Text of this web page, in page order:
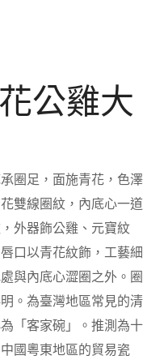
公雞大
圈足，面施青花，色澤
雙線圈紋，內底心一道
外器飾公雞、元寶紋
口以青花紋飾，工藝細
與內底心澀圈之外。圈
。為臺灣地區常見的清
「客家碗」。推測為十
國粵東地區的貿易瓷